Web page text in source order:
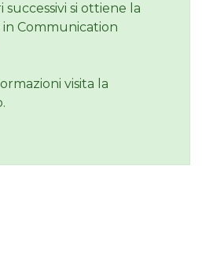
si ottiene la
in Communication
visita la